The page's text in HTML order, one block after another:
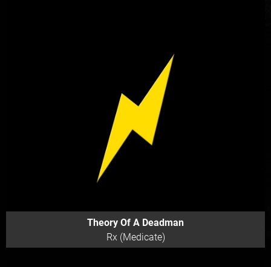
Theory Of A Deadman
Rx (Medicate)